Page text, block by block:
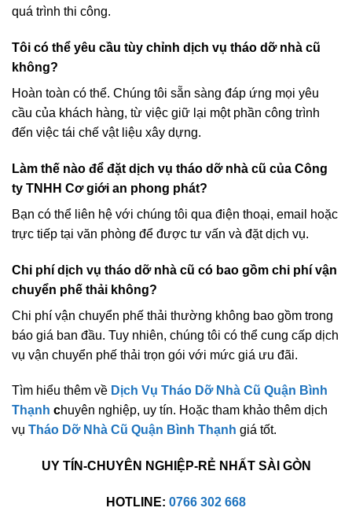
quá trình thi công.
Tôi có thể yêu cầu tùy chỉnh dịch vụ tháo dỡ nhà cũ
không?
Hoàn toàn có thể. Chúng tôi sẵn sàng đáp ứng mọi yêu
cầu của khách hàng, từ việc giữ lại một phần công trình
đến việc tái chế vật liệu xây dựng.
Làm thế nào để đặt dịch vụ tháo dỡ nhà cũ của Công
ty TNHH Cơ giới an phong phát?
Bạn có thể liên hệ với chúng tôi qua điện thoại, email hoặc
trực tiếp tại văn phòng để được tư vấn và đặt dịch vụ.
Chi phí dịch vụ tháo dỡ nhà cũ có bao gồm chi phí vận
chuyển phế thải không?
Chi phí vận chuyển phế thải thường không bao gồm trong
báo giá ban đầu. Tuy nhiên, chúng tôi có thể cung cấp dịch
vụ vận chuyển phế thải trọn gói với mức giá ưu đãi.
Tìm hiểu thêm về Dịch Vụ Tháo Dỡ Nhà Cũ Quận Bình
Thạnh chuyên nghiệp, uy tín. Hoặc tham khảo thêm dịch
vụ Tháo Dỡ Nhà Cũ Quận Bình Thạnh giá tốt.
UY TÍN-CHUYÊN NGHIỆP-RẺ NHẤT SÀI GÒN
HOTLINE: 0766 302 668